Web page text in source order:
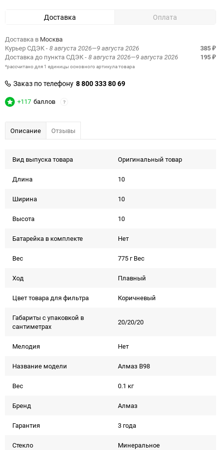
Доставка Оплата
Доставка в Москва
Курьер СДЭК- 8 августа 2026—9 августа 2026 385 ₽
Доставка до пункта СДЭК- 8 августа 2026—9 августа 2026 195 ₽
*рассчитано для 1 единицы основного артикула товара
Заказ по телефону 8 800 333 80 69
+117 баллов ?
Описание Отзывы
Вид выпуска товара Оригинальный товар
Длина 10
Ширина 10
Высота 10
Батарейка в комплекте Нет
Вес 775 г Вес
Ход Плавный
Цвет товара для фильтра Коричневый
Габариты с упаковкой в
сантиметрах
20/20/20
Мелодия Нет
Название модели Алмаз В98
Вес 0.1 кг
Бренд Алмаз
Гарантия 3 года
Стекло Минеральное